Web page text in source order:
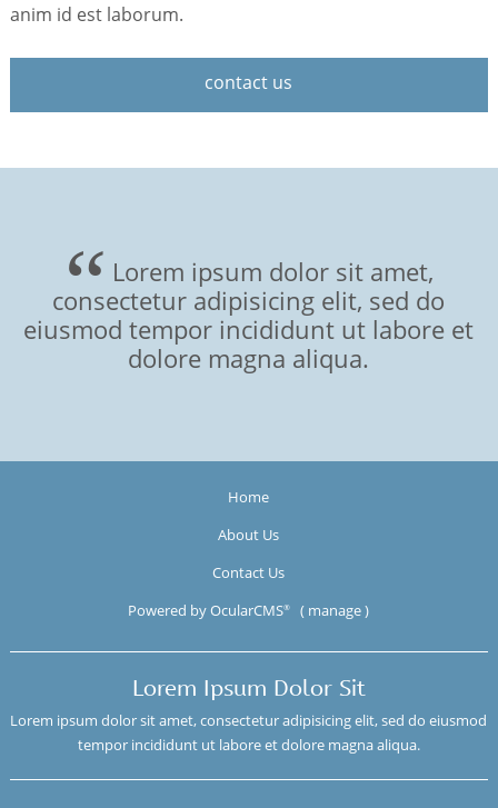
anim id est laborum.
contact us
Lorem ipsum dolor sit amet,
consectetur adipisicing elit, sed do
eiusmod tempor incididunt ut labore et
dolore magna aliqua.
Home
About Us
Contact Us
Powered byOcularCMS® ( manage)
Lorem Ipsum Dolor Sit
Lorem ipsum dolor sit amet, consectetur adipisicing elit, sed do eiusmod
tempor incididunt ut labore et dolore magna aliqua.